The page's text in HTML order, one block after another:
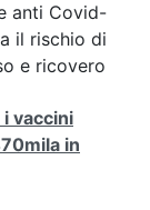
anti Covid-
il rischio di
e ricovero
vaccini
in